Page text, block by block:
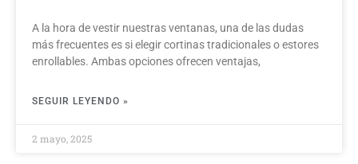
A la hora de vestir nuestras ventanas, una de las dudas
más frecuentes es si elegir cortinas tradicionales o estores
enrollables. Ambas opciones ofrecen ventajas,
SEGUIR LEYENDO »
2 mayo, 2025